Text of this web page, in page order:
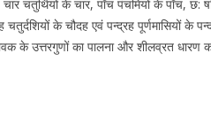
चतुर्थियों के चार, पाँच पंचमियों के पाँच,
के चौदह एवं पन्द्रह पूर्णमासियों
के उत्तरगुणों का पालना और शीलव्रत